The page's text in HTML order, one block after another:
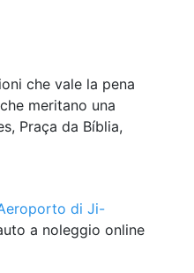
che vale la pena
meritano una
Praça da Bíblia,
di Ji-
a noleggio online